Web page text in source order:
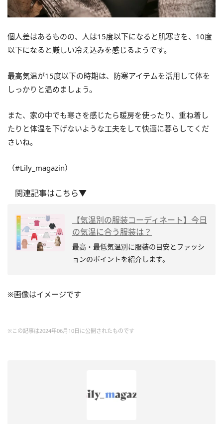
個人差はあるものの、人は15度以下になると肌寒さを、10度
以下になると厳しい冷え込みを感じるようです。
最高気温が15度以下の時期は、防寒アイテムを活用して体を
しっかりと温めましょう。
また、家の中でも寒さを感じたら暖房を使ったり、重ね着し
たりと体温を下げないような工夫をして快適に暮らしてくだ
さいね。
（#Lily_magazin）
関連記事はこちら▼
【気温別の服装コーディネート】今日
の気温に合う服装は？
最高・最低気温別に服装の目安とファッシ
ョンのポイントを紹介します。
※画像はイメージです
※この記事は2024年06月10日に公開されたものです